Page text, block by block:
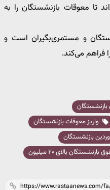
تا معوقات بازنشستگان را به
و مستمری‌بگیران است و
فراهم می‌کند.
بازنشستگان
واریز معوقات بازنشستگان
بازنشستگان
بازنشستگان بالای ۲۰ میلیون